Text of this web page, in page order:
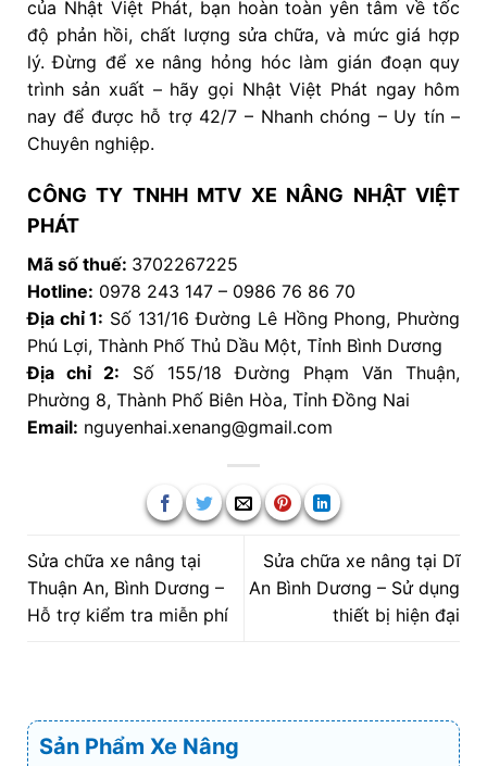
của Nhật Việt Phát, bạn hoàn toàn yên tâm về tốc
độ phản hồi, chất lượng sửa chữa, và mức giá hợp
lý. Đừng để xe nâng hỏng hóc làm gián đoạn quy
trình sản xuất – hãy gọi Nhật Việt Phát ngay hôm
nay để được hỗ trợ 42/7 – Nhanh chóng – Uy tín –
Chuyên nghiệp.
CÔNG TY TNHH MTV XE NÂNG NHẬT VIỆT
PHÁT
Mã số thuế: 3702267225
Hotline: 0978 243 147 – 0986 76 86 70
Địa chỉ 1: Số 131/16 Đường Lê Hồng Phong, Phường
Phú Lợi, Thành Phố Thủ Dầu Một, Tỉnh Bình Dương
Địa chỉ 2: Số 155/18 Đường Phạm Văn Thuận,
Phường 8, Thành Phố Biên Hòa, Tỉnh Đồng Nai
Email: nguyenhai.xenang@gmail.com
Sửa chữa xe nâng tại
Thuận An, Bình Dương –
Hỗ trợ kiểm tra miễn phí
Sửa chữa xe nâng tại Dĩ
An Bình Dương – Sử dụng
thiết bị hiện đại
Sản Phẩm Xe Nâng